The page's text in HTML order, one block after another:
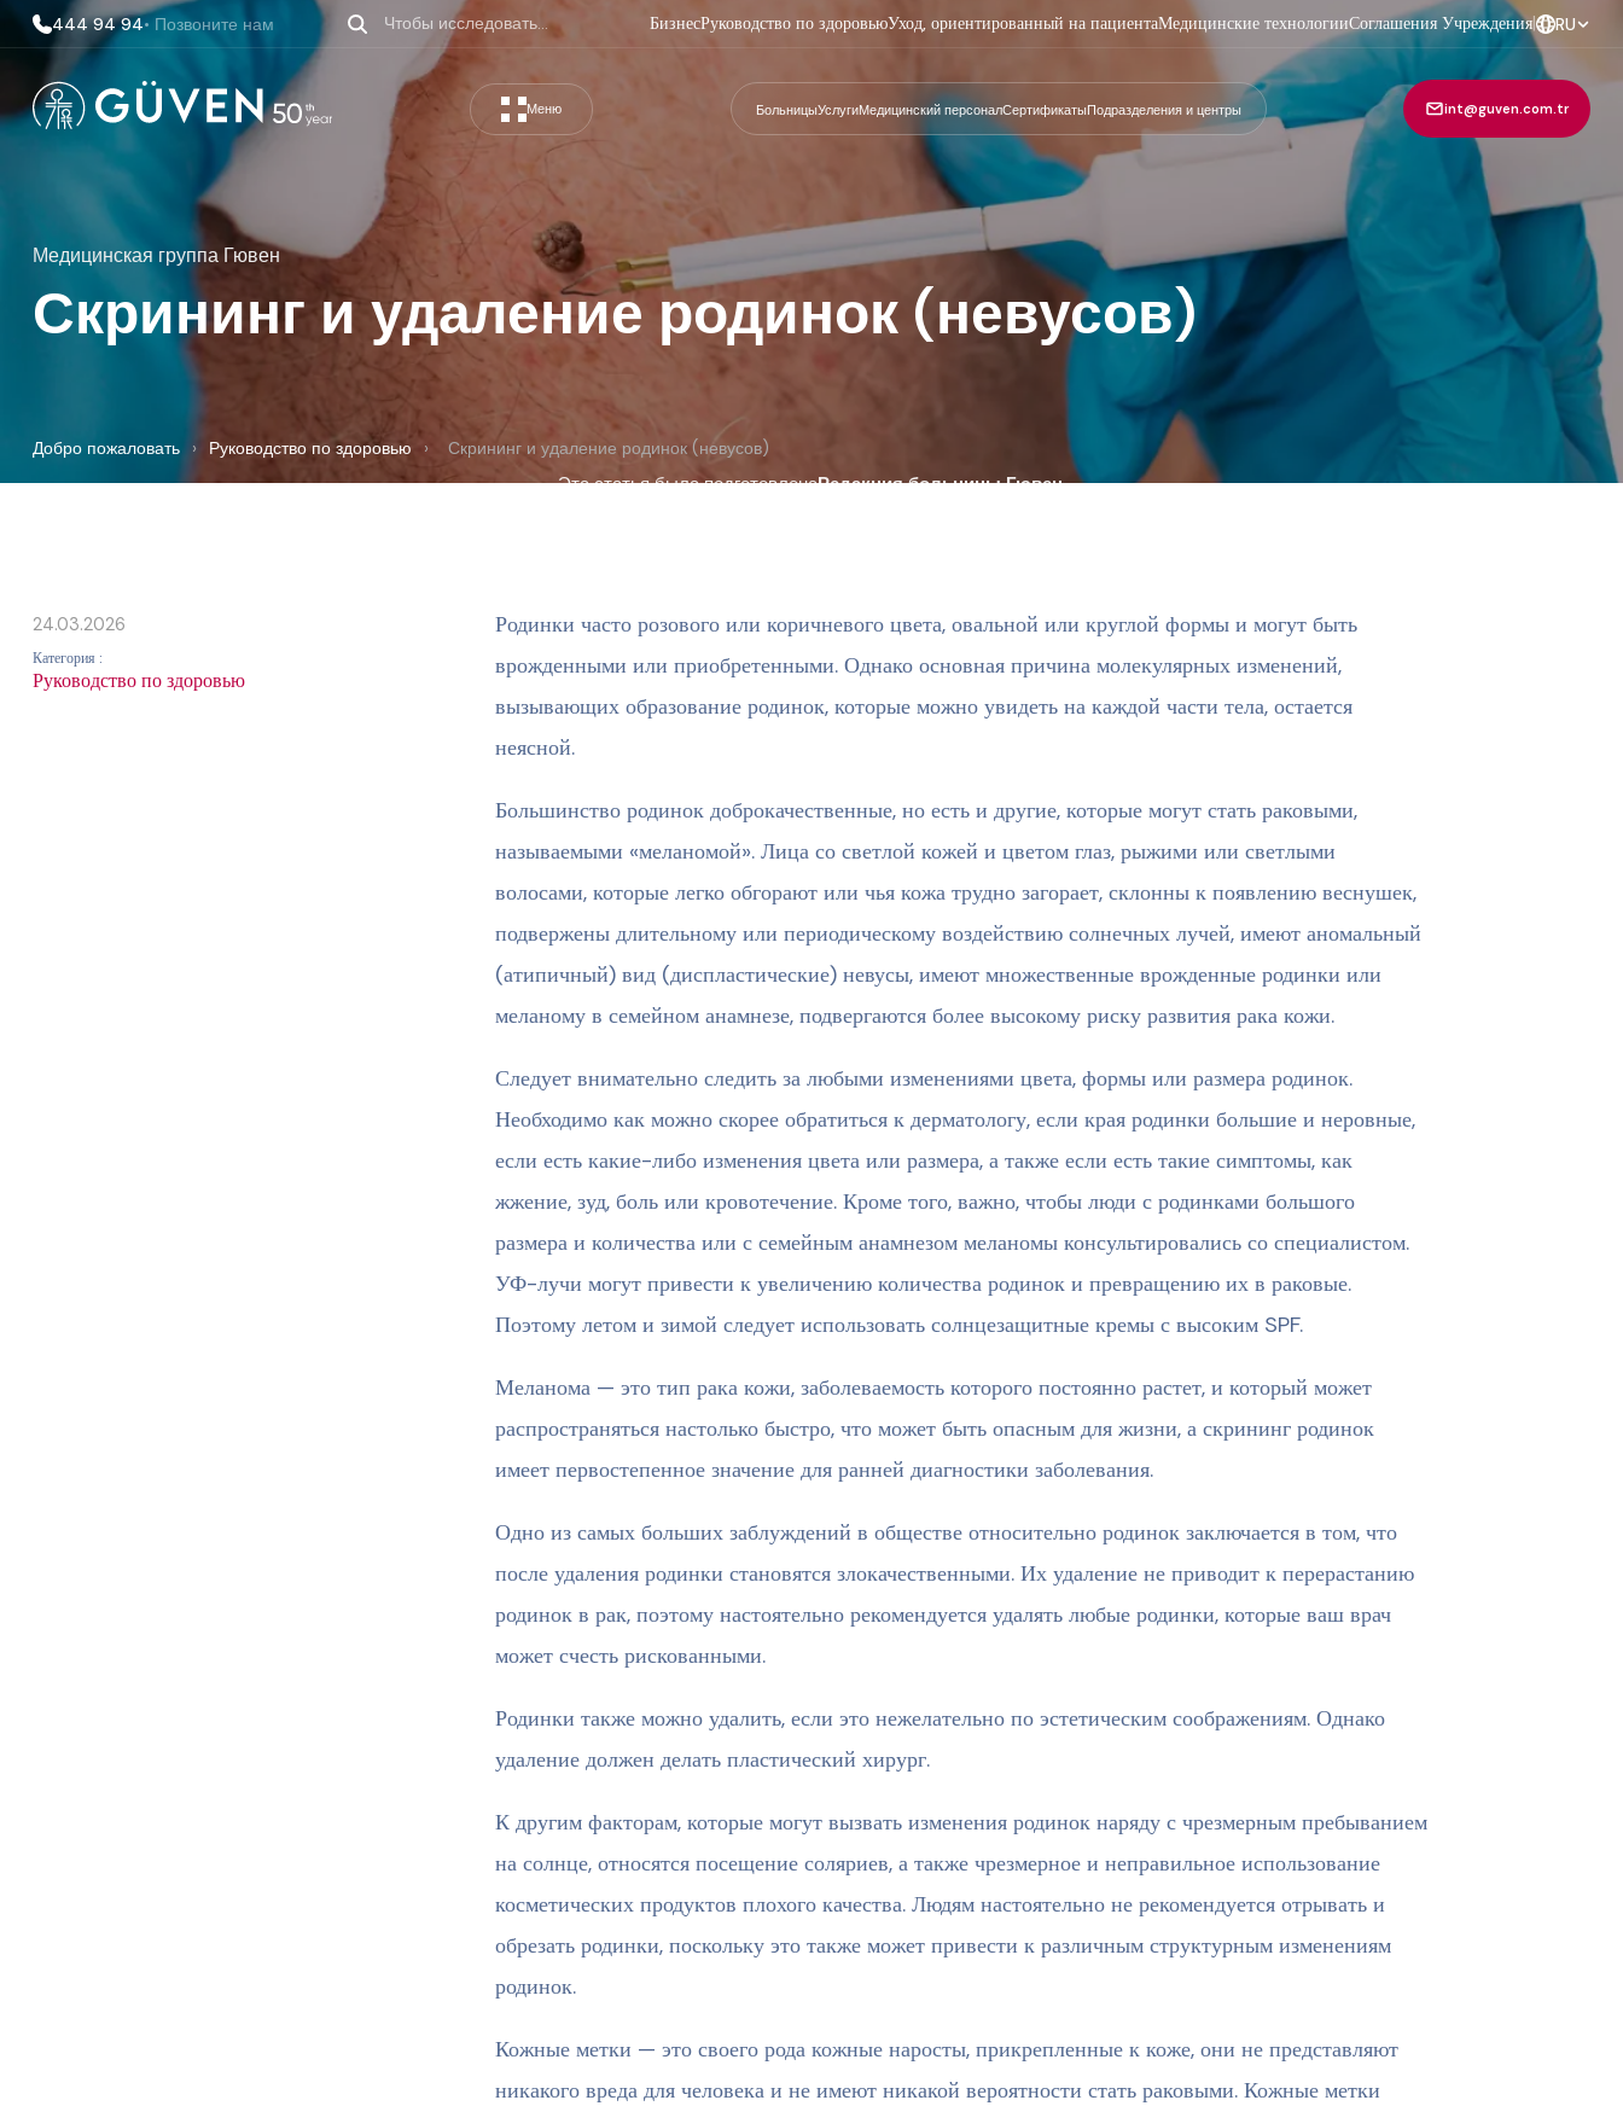
444 94 94• Позвоните нам БизнесРуководство по здоровьюУход, ориентированный на пациентаМедицинские технологииСоглашения Учреждения| RU
Меню БольницыУслугиМедицинский персоналСертификатыПодразделения и центры int@guven.com.tr
Медицинская группа Гювен
Скрининг и удаление родинок (невусов)
Добро пожаловать › Руководство по здоровью › Скрининг и удаление родинок (невусов)
Эта статья была подготовленаРедакция больницы Гювен.
24.03.2026
Категория :
Руководство по здоровью
Родинки часто розового или коричневого цвета, овальной или круглой формы и могут быть
врожденными или приобретенными. Однако основная причина молекулярных изменений,
вызывающих образование родинок, которые можно увидеть на каждой части тела, остается
неясной.
Большинство родинок доброкачественные, но есть и другие, которые могут стать раковыми,
называемыми «меланомой». Лица со светлой кожей и цветом глаз, рыжими или светлыми
волосами, которые легко обгорают или чья кожа трудно загорает, склонны к появлению веснушек,
подвержены длительному или периодическому воздействию солнечных лучей, имеют аномальный
(атипичный) вид (диспластические) невусы, имеют множественные врожденные родинки или
меланому в семейном анамнезе, подвергаются более высокому риску развития рака кожи.
Следует внимательно следить за любыми изменениями цвета, формы или размера родинок.
Необходимо как можно скорее обратиться к дерматологу, если края родинки большие и неровные,
если есть какие-либо изменения цвета или размера, а также если есть такие симптомы, как
жжение, зуд, боль или кровотечение. Кроме того, важно, чтобы люди с родинками большого
размера и количества или с семейным анамнезом меланомы консультировались со специалистом.
УФ-лучи могут привести к увеличению количества родинок и превращению их в раковые.
Поэтому летом и зимой следует использовать солнцезащитные кремы с высоким SPF.
Меланома — это тип рака кожи, заболеваемость которого постоянно растет, и который может
распространяться настолько быстро, что может быть опасным для жизни, а скрининг родинок
имеет первостепенное значение для ранней диагностики заболевания.
Одно из самых больших заблуждений в обществе относительно родинок заключается в том, что
после удаления родинки становятся злокачественными. Их удаление не приводит к перерастанию
родинок в рак, поэтому настоятельно рекомендуется удалять любые родинки, которые ваш врач
может счесть рискованными.
Родинки также можно удалить, если это нежелательно по эстетическим соображениям. Однако
удаление должен делать пластический хирург.
К другим факторам, которые могут вызвать изменения родинок наряду с чрезмерным пребыванием
на солнце, относятся посещение соляриев, а также чрезмерное и неправильное использование
косметических продуктов плохого качества. Людям настоятельно не рекомендуется отрывать и
обрезать родинки, поскольку это также может привести к различным структурным изменениям
родинок.
Кожные метки — это своего рода кожные наросты, прикрепленные к коже, они не представляют
никакого вреда для человека и не имеют никакой вероятности стать раковыми. Кожные метки